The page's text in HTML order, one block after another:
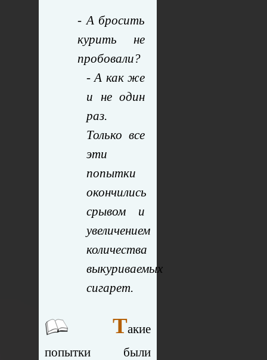
- А бросить
курить не
пробовали?
- А как же
и не один
раз.
Только все
эти
попытки
окончились
срывом и
увеличением
количества
выкуриваемых
сигарет.
Такие
попытки были